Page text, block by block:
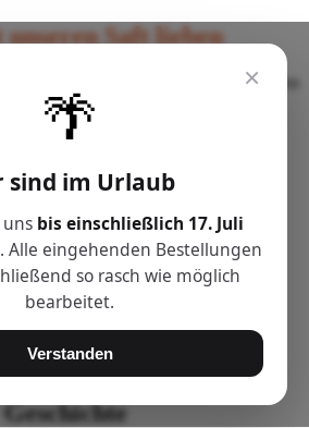
×
🌴
sind im Urlaub
bis einschließlich 17. Juli
Alle eingehenden Bestellungen
so rasch wie möglich
bearbeitet.
Verstanden
unseren Saft lieben
Wert auf Qualität. Deshalb verarbeiten
sorgfältig wie möglich. Für eine längere
unsere Säfte schonend. Die Produktion
umweltfreundlich – mit Strom aus
Zucker, keine Chemie. Das ist unsere
wir sind
und erfahren was uns wichtig ist.
Geschichte